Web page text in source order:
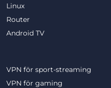
Linux
Router
Android TV
VPN för sport-streaming
VPN för gaming